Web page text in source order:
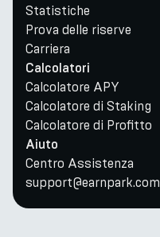
Statistiche
Prova delle riserve
Carriera
Calcolatori
Calcolatore APY
Calcolatore di Staking
Calcolatore di Profitto
Aiuto
Centro Assistenza
support@earnpark.com